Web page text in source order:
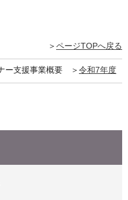
＞ページTOPへ戻る
ー支援事業概要 ＞令和7年度